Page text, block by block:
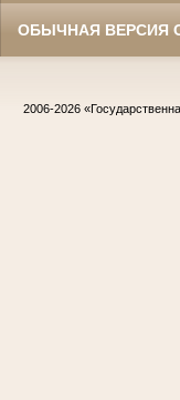
ОБЫЧНАЯ ВЕРСИЯ
2006-2026